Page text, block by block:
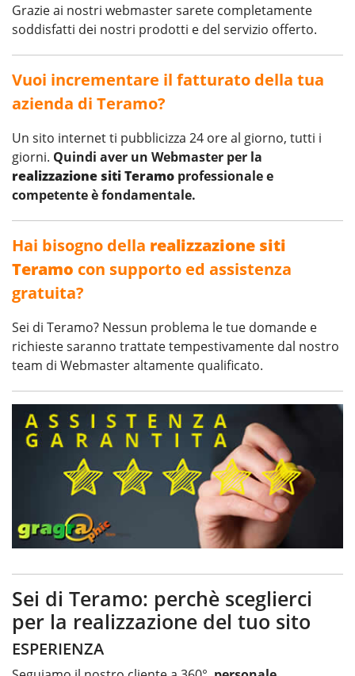
Grazie ai nostri webmaster sarete completamente
soddisfatti dei nostri prodotti e del servizio offerto.
Vuoi incrementare il fatturato della tua
azienda di Teramo?
Un sito internet ti pubblicizza 24 ore al giorno, tutti i
giorni. Quindi aver un Webmaster per la
realizzazione siti Teramo professionale e
competente è fondamentale.
Hai bisogno della realizzazione siti
Teramo con supporto ed assistenza
gratuita?
Sei di Teramo? Nessun problema le tue domande e
richieste saranno trattate tempestivamente dal nostro
team di Webmaster altamente qualificato.
Sei di Teramo: perchè sceglierci
per la realizzazione del tuo sito
ESPERIENZA